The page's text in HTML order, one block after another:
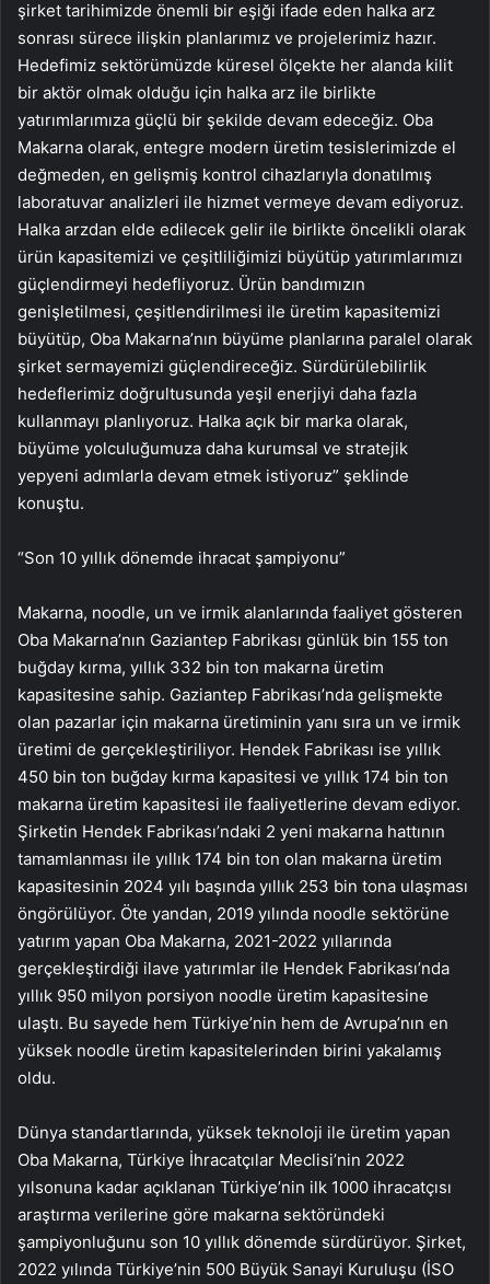
şirket tarihimizde önemli bir eşiği ifade eden halka arz
sonrası sürece ilişkin planlarımız ve projelerimiz hazır.
Hedefimiz sektörümüzde küresel ölçekte her alanda kilit
bir aktör olmak olduğu için halka arz ile birlikte
yatırımlarımıza güçlü bir şekilde devam edeceğiz. Oba
Makarna olarak, entegre modern üretim tesislerimizde el
değmeden, en gelişmiş kontrol cihazlarıyla donatılmış
laboratuvar analizleri ile hizmet vermeye devam ediyoruz.
Halka arzdan elde edilecek gelir ile birlikte öncelikli olarak
ürün kapasitemizi ve çeşitliliğimizi büyütüp yatırımlarımızı
güçlendirmeyi hedefliyoruz. Ürün bandımızın
genişletilmesi, çeşitlendirilmesi ile üretim kapasitemizi
büyütüp, Oba Makarna’nın büyüme planlarına paralel olarak
şirket sermayemizi güçlendireceğiz. Sürdürülebilirlik
hedeflerimiz doğrultusunda yeşil enerjiyi daha fazla
kullanmayı planlıyoruz. Halka açık bir marka olarak,
büyüme yolculuğumuza daha kurumsal ve stratejik
yepyeni adımlarla devam etmek istiyoruz” şeklinde
konuştu.
“Son 10 yıllık dönemde ihracat şampiyonu”
Makarna, noodle, un ve irmik alanlarında faaliyet gösteren
Oba Makarna’nın Gaziantep Fabrikası günlük bin 155 ton
buğday kırma, yıllık 332 bin ton makarna üretim
kapasitesine sahip. Gaziantep Fabrikası’nda gelişmekte
olan pazarlar için makarna üretiminin yanı sıra un ve irmik
üretimi de gerçekleştiriliyor. Hendek Fabrikası ise yıllık
450 bin ton buğday kırma kapasitesi ve yıllık 174 bin ton
makarna üretim kapasitesi ile faaliyetlerine devam ediyor.
Şirketin Hendek Fabrikası’ndaki 2 yeni makarna hattının
tamamlanması ile yıllık 174 bin ton olan makarna üretim
kapasitesinin 2024 yılı başında yıllık 253 bin tona ulaşması
öngörülüyor. Öte yandan, 2019 yılında noodle sektörüne
yatırım yapan Oba Makarna, 2021-2022 yıllarında
gerçekleştirdiği ilave yatırımlar ile Hendek Fabrikası’nda
yıllık 950 milyon porsiyon noodle üretim kapasitesine
ulaştı. Bu sayede hem Türkiye’nin hem de Avrupa’nın en
yüksek noodle üretim kapasitelerinden birini yakalamış
oldu.
Dünya standartlarında, yüksek teknoloji ile üretim yapan
Oba Makarna, Türkiye İhracatçılar Meclisi’nin 2022
yılsonuna kadar açıklanan Türkiye’nin ilk 1000 ihracatçısı
araştırma verilerine göre makarna sektöründeki
şampiyonluğunu son 10 yıllık dönemde sürdürüyor. Şirket,
2022 yılında Türkiye’nin 500 Büyük Sanayi Kuruluşu (İSO